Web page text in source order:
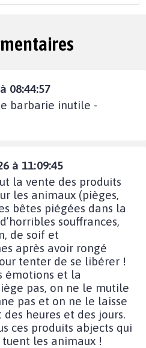
08:44:57
barbarie inutile -
à 11:09:45
la vente des produits
les animaux (pièges,
bêtes piégées dans la
souffrances,
de soif et
après avoir rongé
tenter de se libérer !
émotions et la
pas, on ne le mutile
pas et on ne le laisse
heures et des jours.
ces produits abjects qui
les animaux !